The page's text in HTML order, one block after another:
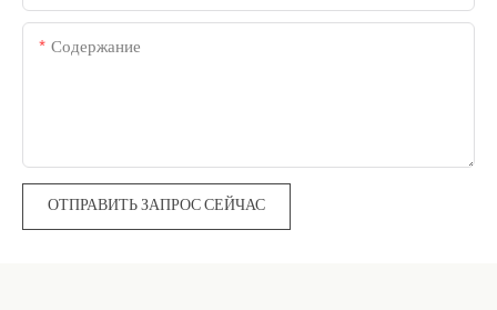
Содержание
ОТПРАВИТЬ ЗАПРОС СЕЙЧАС